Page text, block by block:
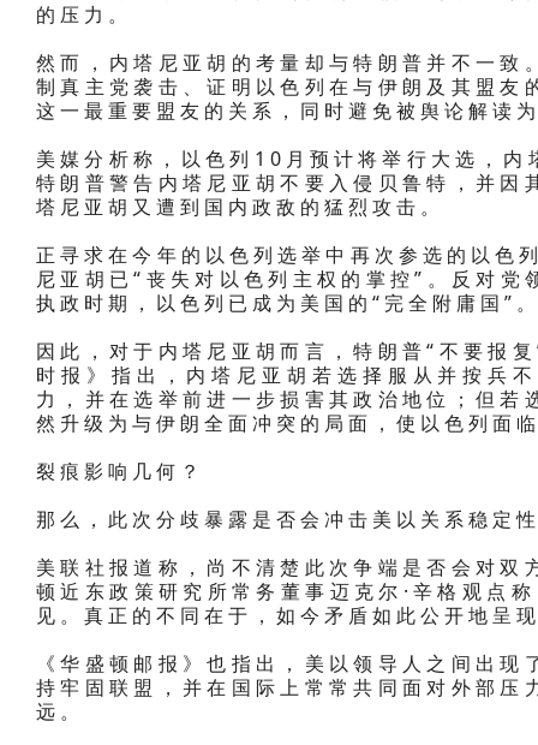
的压力。
然而，内塔尼亚胡的考量却与特朗普并不一
制真主党袭击、证明以色列在与伊朗及其盟
这一最重要盟友的关系，同时避免被舆论解读
美媒分析称，以色列10月预计将举行大选，
特朗普警告内塔尼亚胡不要入侵贝鲁特，并因
塔尼亚胡又遭到国内政敌的猛烈攻击。
正寻求在今年的以色列选举中再次参选的以色
尼亚胡已“丧失对以色列主权的掌控”。反对
执政时期，以色列已成为美国的“完全附庸国”
因此，对于内塔尼亚胡而言，特朗普“不要报
时报》指出，内塔尼亚胡若选择服从并按兵
力，并在选举前进一步损害其政治地位；但
然升级为与伊朗全面冲突的局面，使以色列面
裂痕影响几何？
那么，此次分歧暴露是否会冲击美以关系稳定
美联社报道称，尚不清楚此次争端是否会对
顿近东政策研究所常务董事迈克尔·辛格观点
见。真正的不同在于，如今矛盾如此公开地呈
《华盛顿邮报》也指出，美以领导人之间出
持牢固联盟，并在国际上常常共同面对外部
远。